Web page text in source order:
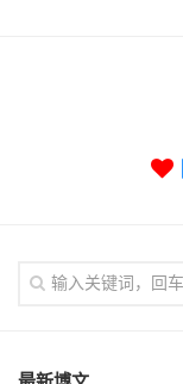
友情链接